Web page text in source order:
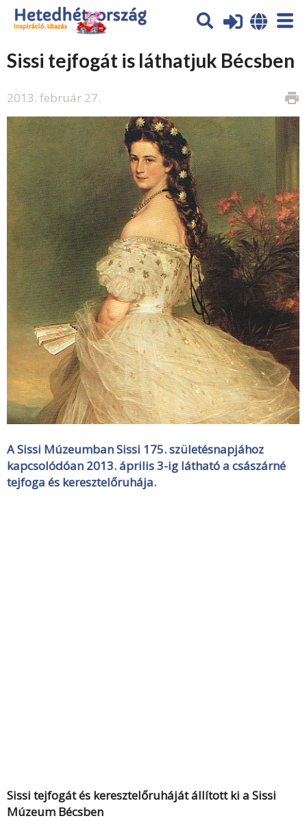
Sissi tejfogát is láthatjuk Bécsben
2013. február 27. print
A Sissi Múzeumban Sissi 175. születésnapjához
kapcsolódóan 2013. április 3-ig látható a császárné
tejfoga és keresztelőruhája.
Sissi tejfogát és keresztelőruháját állított ki a Sissi
Múzeum Bécsben